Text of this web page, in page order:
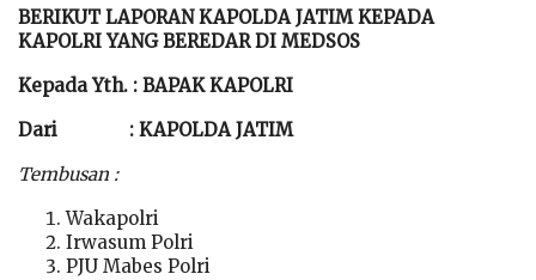
BERIKUT LAPORAN KAPOLDA JATIM KEPADA
KAPOLRI YANG BEREDAR DI MEDSOS
Kepada Yth. : BAPAK KAPOLRI
Dari : KAPOLDA JATIM
Tembusan :
Wakapolri
Irwasum Polri
PJU Mabes Polri